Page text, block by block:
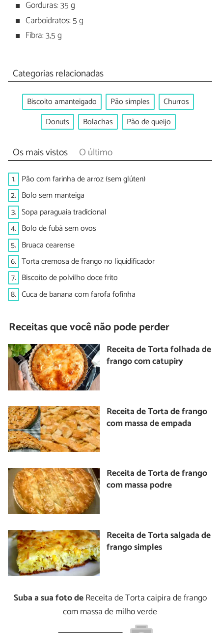
Gorduras: 35 g
Carboidratos: 5 g
Fibra: 3,5 g
Categorias relacionadas
Biscoito amanteigado Pão simples
Churros
Donuts
Bolachas Pão de queijo
Os mais vistos O último
1. Pão com farinha de arroz (sem glúten)
2. Bolo sem manteiga
3. Sopa paraguaia tradicional
4. Bolo de fubá sem ovos
5. Bruaca cearense
6. Torta cremosa de frango no liquidificador
7. Biscoito de polvilho doce frito
8. Cuca de banana com farofa fofinha
Receitas que você não pode perder
Receita de Torta folhada de
frango com catupiry
Receita de Torta de frango
com massa de empada
Receita de Torta de frango
com massa podre
Receita de Torta salgada de
frango simples
Suba a sua foto deReceita de Torta caipira de frango
com massa de milho verde